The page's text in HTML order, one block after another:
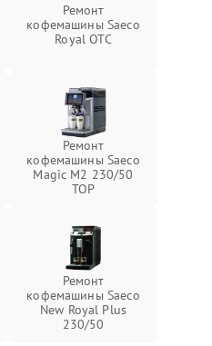
Ремонт
кофемашины Saeco
Royal OTC
Ремонт
кофемашины Saeco
Magic M2 230/50
TOP
Ремонт
кофемашины Saeco
New Royal Plus
230/50